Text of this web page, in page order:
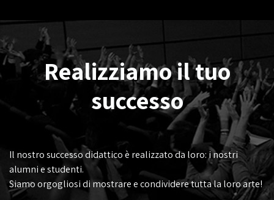
Realizziamo il tuo
successo
Il nostro successo didattico è realizzato da loro: i nostri
alumni e studenti.
Siamo orgogliosi di mostrare e condividere tutta la loro arte!